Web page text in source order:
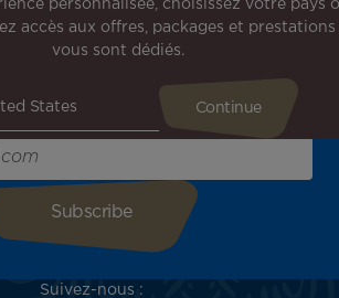
newsletter !
première toutes nos offres spéciales et
votre prochain voyage !
Suivez-nous :
personnalisée, choisissez votre pays
accès aux offres, packages et prestations
vous sont dédiés.